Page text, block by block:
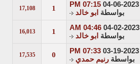
04-06-2023
07:15 PM
بواسطة ابو خالد
1
17,108
04-02-2023
04:46 AM
بواسطة ابو خالد
1
16,013
03-19-2023
07:33 PM
بواسطة رنيم حمدي
0
17,535